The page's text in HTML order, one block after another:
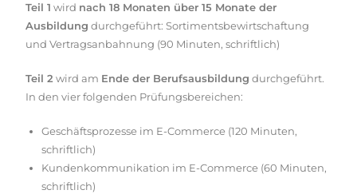
Teil 1 wird nach 18 Monaten über 15 Monate der
Ausbildung durchgeführt: Sortimentsbewirtschaftung
und Vertragsanbahnung (90 Minuten, schriftlich)
Teil 2 wird am Ende der Berufsausbildung durchgeführt.
In den vier folgenden Prüfungsbereichen:
Geschäftsprozesse im E-Commerce (120 Minuten,
schriftlich)
Kundenkommunikation im E-Commerce (60 Minuten,
schriftlich)